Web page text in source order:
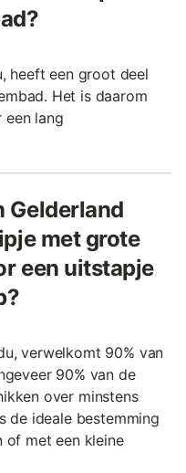
heeft een groot deel
Het is daarom
lang
Gelderland
met grote
een uitstapje
verwelkomt 90% van
90% van de
over minstens
de ideale bestemming
of met een kleine